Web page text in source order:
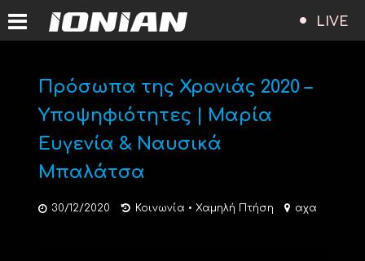
LIVE
Πρόσωπα της Χρονιάς 2020 –
Υποψηφιότητες | Μαρία
Ευγενία & Ναυσικά
Μπαλάτσα
30/12/2020 Κοινωνία • Χαμηλή Πτήση αχα